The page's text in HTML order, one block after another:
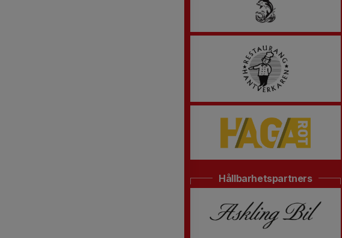
Hållbarhetspartners